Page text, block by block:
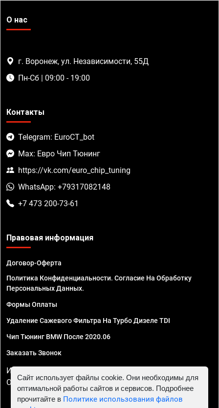
О нас
г. Воронеж, ул. Независимости, 55Д
Пн-Сб | 09:00 - 19:00
Контакты
Telegram: EuroCT_bot
Max: Евро Чип Тюнинг
https://vk.com/euro_chip_tuning
WhatsApp: +79317082148
+7 473 200-73-61
Правовая информация
Договор-Оферта
Политика Конфиденциальности. Согласие На Обработку
Персональных Данных.
Формы Оплаты
Удаление Сажевого Фильтра На Турбо Дизеле TDI
Чип Тюнинг BMW После 2020.06
Заказать Звонок
ИП Смирнов Георгий Павлович. ИНН 781302555843,
ОГРНИП 324470400032610
Сайт использует файлы cookie. Они необходимы для
оптимальной работы сайтов и сервисов. Подробнее
прочитайте в Политике использования файлов